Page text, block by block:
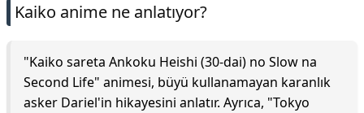
Kaiko anime ne anlatıyor?
"Kaiko sareta Ankoku Heishi (30-dai) no Slow na
Second Life" animesi, büyü kullanamayan karanlık
asker Dariel'in hikayesini anlatır. Ayrıca, "Tokyo